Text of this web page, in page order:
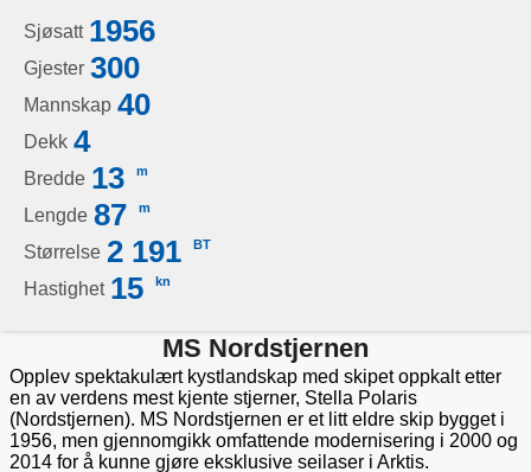
Sjøsatt 1956
Gjester 300
Mannskap 40
Dekk 4
Bredde 13 m
Lengde 87 m
Størrelse 2 191 BT
Hastighet 15 kn
MS Nordstjernen
Opplev spektakulært kystlandskap med skipet oppkalt etter
en av verdens mest kjente stjerner, Stella Polaris
(Nordstjernen). MS Nordstjernen er et litt eldre skip bygget i
1956, men gjennomgikk omfattende modernisering i 2000 og
2014 for å kunne gjøre eksklusive seilaser i Arktis.